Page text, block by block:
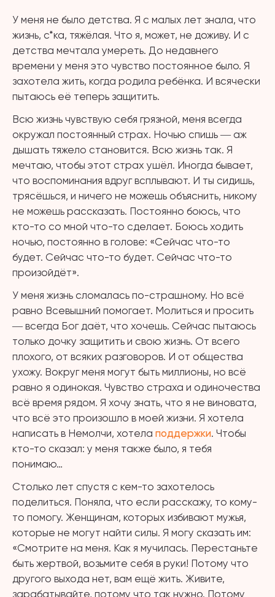
У меня не было детства. Я с малых лет знала, что
жизнь, с*ка, тяжёлая. Что я, может, не доживу. И с
детства мечтала умереть. До недавнего
времени у меня это чувство постоянное было. Я
захотела жить, когда родила ребёнка. И всячески
пытаюсь её теперь защитить.
Всю жизнь чувствую себя грязной, меня всегда
окружал постоянный страх. Ночью спишь ― аж
дышать тяжело становится. Всю жизнь так. Я
мечтаю, чтобы этот страх ушёл. Иногда бывает,
что воспоминания вдруг всплывают. И ты сидишь,
трясёшься, и ничего не можешь объяснить, никому
не можешь рассказать. Постоянно боюсь, что
кто-то со мной что-то сделает. Боюсь ходить
ночью, постоянно в голове: «Сейчас что-то
будет. Сейчас что-то будет. Сейчас что-то
произойдёт».
У меня жизнь сломалась по-страшному. Но всё
равно Всевышний помогает. Молиться и просить
― всегда Бог даёт, что хочешь. Сейчас пытаюсь
только дочку защитить и свою жизнь. От всего
плохого, от всяких разговоров. И от общества
ухожу. Вокруг меня могут быть миллионы, но всё
равно я одинокая. Чувство страха и одиночества
всё время рядом. Я хочу знать, что я не виновата,
что всё это произошло в моей жизни. Я хотела
написать в Немолчи, хотела поддержки. Чтобы
кто-то сказал: у меня также было, я тебя
понимаю…
Столько лет спустя с кем-то захотелось
поделиться. Поняла, что если расскажу, то кому-
то помогу. Женщинам, которых избивают мужья,
которые не могут найти силы. Я могу сказать им:
«Смотрите на меня. Как я мучилась. Перестаньте
быть жертвой, возьмите себя в руки! Потому что
другого выхода нет, вам ещё жить. Живите,
зарабатывайте, потому что так нужно. Потому